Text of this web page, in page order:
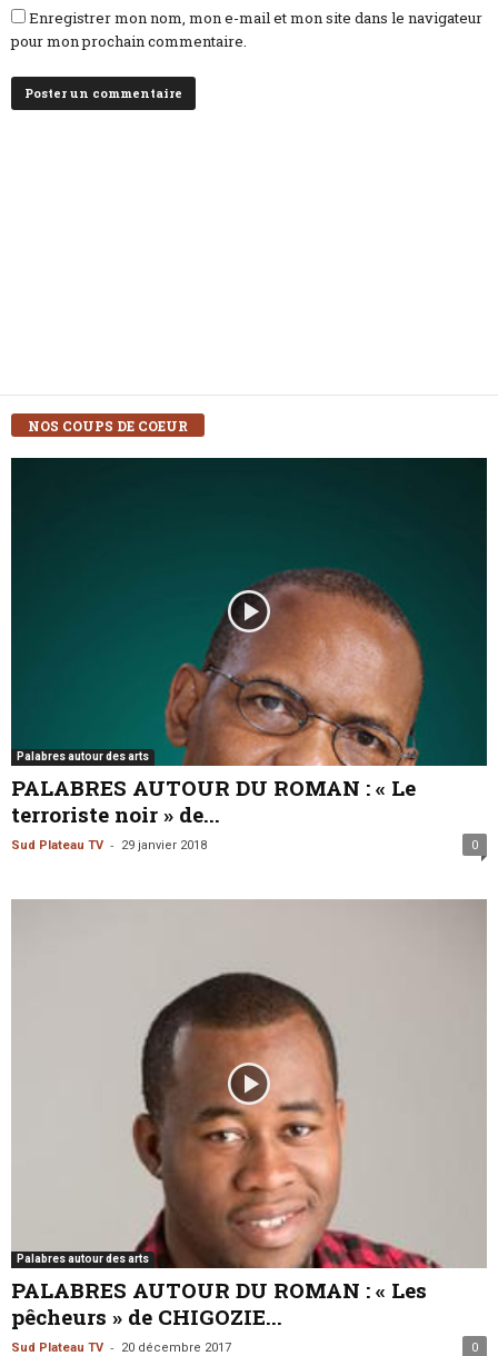
Enregistrer mon nom, mon e-mail et mon site dans le navigateur
pour mon prochain commentaire.
NOS COUPS DE COEUR
Palabres autour des arts
PALABRES AUTOUR DU ROMAN : « Le
terroriste noir » de...
Sud Plateau TV - 29 janvier 2018 0
Palabres autour des arts
PALABRES AUTOUR DU ROMAN : « Les
pêcheurs » de CHIGOZIE...
Sud Plateau TV - 20 décembre 2017 0